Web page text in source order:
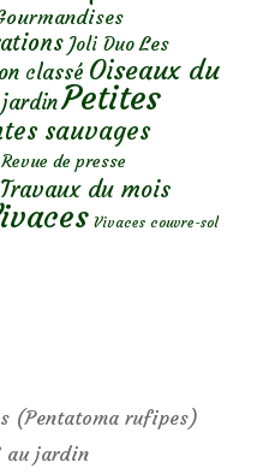
Joli Duo Les
classé Oiseaux du
Petites
sauvages
Revue de presse
Travaux du mois
Vivaces couvre-sol
(Pentatoma rufipes)
au jardin